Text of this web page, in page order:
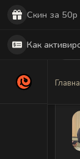
Скин за 50р
Как